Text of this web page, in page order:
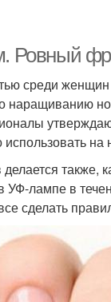
Ровный
среди женщин
наращиванию
на
также,
лампе в
сделать